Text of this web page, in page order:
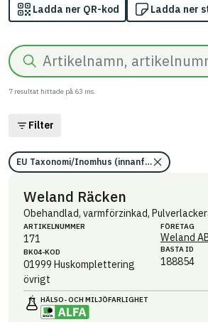
Ladda ner QR-kod Ladda ner
Sök
7 resultat hittade på 63 ms.
Filter
EU Taxonomi/Inomhus (innanför ångspärr)
Weland Räcken
Obehandlad, varmförzinkad,
ARTIKEL­NUMMER
171
BK04-KOD
01999 Huskomplettering
övrigt
FÖRETAG
Weland
BASTA ID
188854
HÄLSO- OCH MILJÖ­FARLIGHET